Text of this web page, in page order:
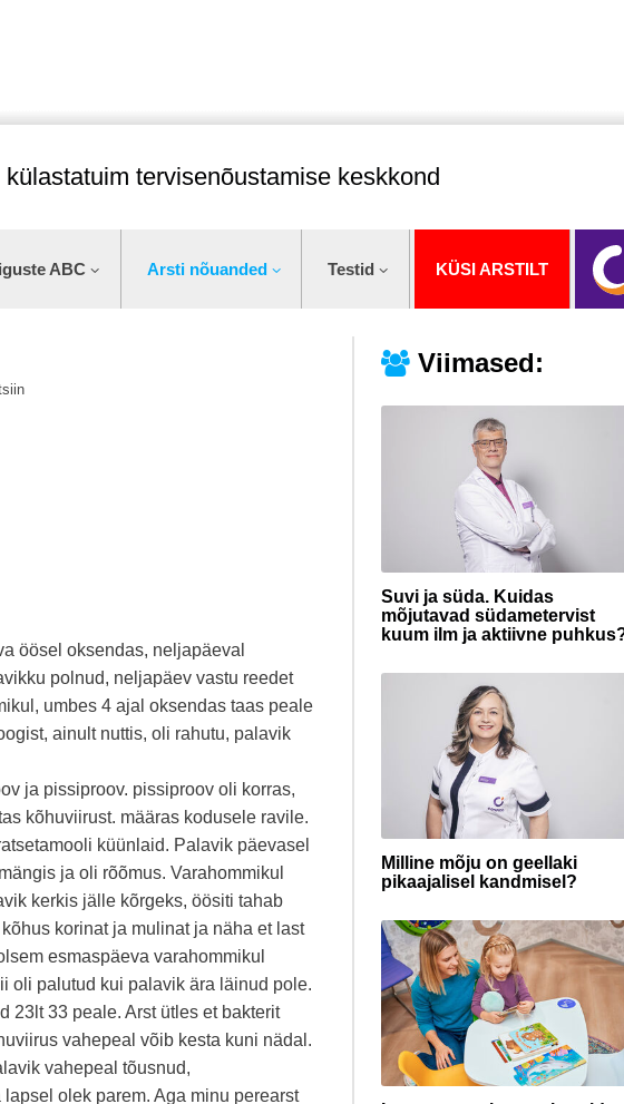
külastatuim tervisenõustamise keskkond
ABC Arsti nõuanded Testid KÜSI ARSTILT
Viimased:
Suvi ja süda. Kuidas
mõjutavad südametervist
kuum ilm ja aktiivne
Milline mõju on geellaki
pikaajalisel kandmisel?
öösel oksendas, neljapäeval
polnud, neljapäev vastu reedet
umbes 4 ajal oksendas taas peale
ainult nuttis, oli rahutu, palavik
ja pissiproov. pissiproov oli korras,
kõhuviirust. määras kodusele ravile.
küünlaid. Palavik päevasel
ja oli rõõmus. Varahommikul
kerkis jälle kõrgeks, öösiti tahab
korinat ja mulinat ja näha et last
esmaspäeva varahommikul
oli palutud kui palavik ära läinud pole.
23lt 33 peale. Arst ütles et bakterit
vahepeal võib kesta kuni nädal.
vahepeal tõusnud,
olek parem. Aga minu perearst